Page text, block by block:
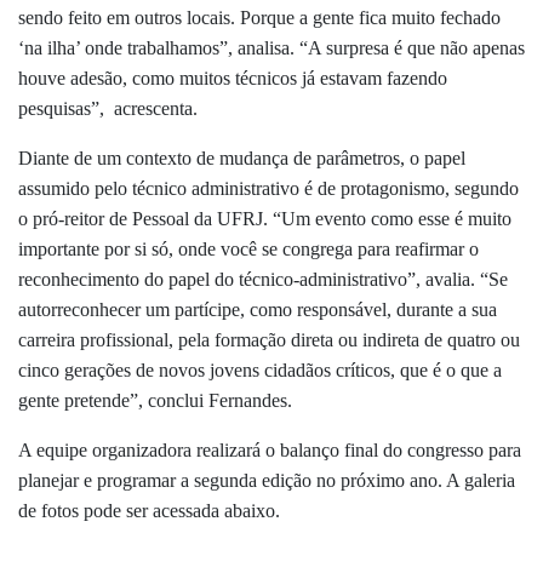
sendo feito em outros locais. Porque a gente fica muito fechado
‘na ilha’ onde trabalhamos”, analisa. “A surpresa é que não apenas
houve adesão, como muitos técnicos já estavam fazendo
pesquisas”, acrescenta.
Diante de um contexto de mudança de parâmetros, o papel
assumido pelo técnico administrativo é de protagonismo, segundo
o pró-reitor de Pessoal da UFRJ. “Um evento como esse é muito
importante por si só, onde você se congrega para reafirmar o
reconhecimento do papel do técnico-administrativo”, avalia. “Se
autorreconhecer um partícipe, como responsável, durante a sua
carreira profissional, pela formação direta ou indireta de quatro ou
cinco gerações de novos jovens cidadãos críticos, que é o que a
gente pretende”, conclui Fernandes.
A equipe organizadora realizará o balanço final do congresso para
planejar e programar a segunda edição no próximo ano. A galeria
de fotos pode ser acessada abaixo.